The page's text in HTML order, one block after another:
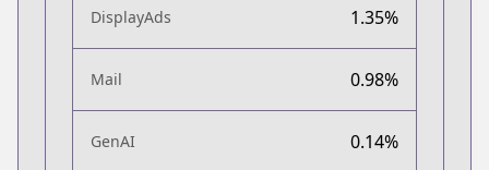
DisplayAds 1.35%
Mail 0.98%
GenAI 0.14%